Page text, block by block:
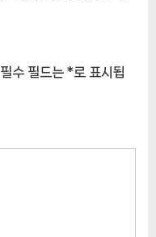
필수 필드는 *로 표시됩